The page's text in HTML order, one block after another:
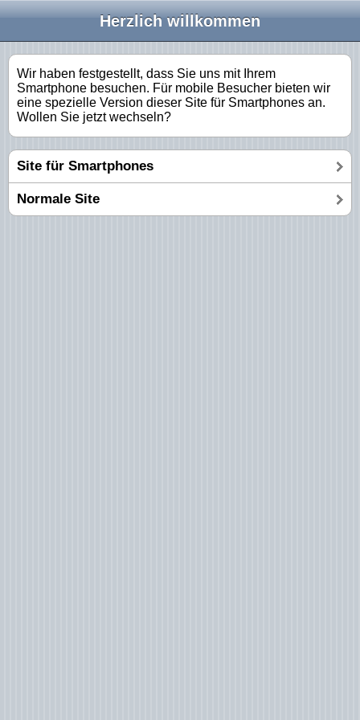
Herzlich willkommen
Wir haben festgestellt, dass Sie uns mit Ihrem
Smartphone besuchen. Für mobile Besucher bieten wir
eine spezielle Version dieser Site für Smartphones an.
Wollen Sie jetzt wechseln?
Site für Smartphones
Normale Site